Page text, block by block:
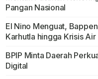
Pangan Nasional
El Nino Menguat,
Karhutla hingga Krisis Air
BPIP Minta Daerah
Digital